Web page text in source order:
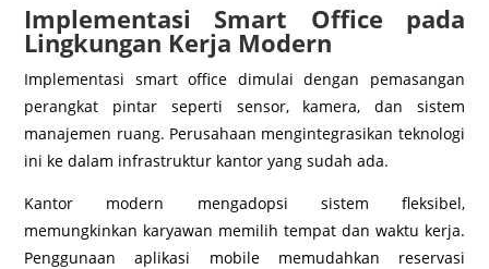
Implementasi Smart Office pada
Lingkungan Kerja Modern
Implementasi smart office dimulai dengan pemasangan
perangkat pintar seperti sensor, kamera, dan sistem
manajemen ruang. Perusahaan mengintegrasikan teknologi
ini ke dalam infrastruktur kantor yang sudah ada.
Kantor modern mengadopsi sistem fleksibel,
memungkinkan karyawan memilih tempat dan waktu kerja.
Penggunaan aplikasi mobile memudahkan reservasi